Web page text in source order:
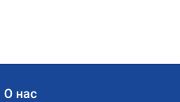
О нас